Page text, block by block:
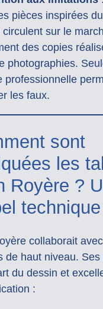
pièces inspirées
circulent sur le
des copies
photographies.
professionnelle
les faux.
sont
les
Royère ?
technique
collaborait
de haut niveau. Ses
du dessin et
: